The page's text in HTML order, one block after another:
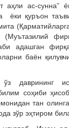
аҳли ас-сунна”
ёки қуръон
(Муътазилий
адашган
баён
даврининг
соҳиби
тан
зўр эҳтиром